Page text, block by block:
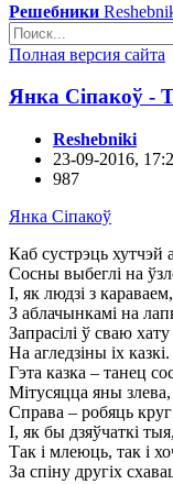
Решебники
Полная версия сайта
Янка Сіпакоў -
Reshebniki
23-09-2016,
987
Янка Сіпакоў
Каб сустрэць хутчэй
Сосны выбеглі на
I, як людзі з караваем,
З аблачынкамі на
Запрасілі ў сваю хату
На агледзіны іх казкі.
Гэта казка – танец
Мітусяцца яны злева,
Справа – робяць
I, як бы дзяўчаткі тыя,
Так і млеюць, так і
За спіну другіх